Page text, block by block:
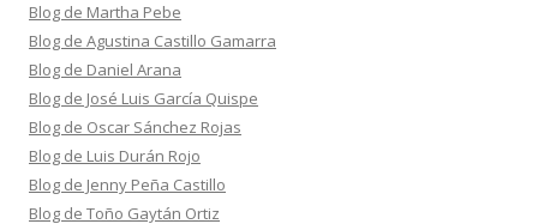
Blog de Martha Pebe
Blog de Agustina Castillo Gamarra
Blog de Daniel Arana
Blog de José Luis García Quispe
Blog de Oscar Sánchez Rojas
Blog de Luis Durán Rojo
Blog de Jenny Peña Castillo
Blog de Toño Gaytán Ortiz